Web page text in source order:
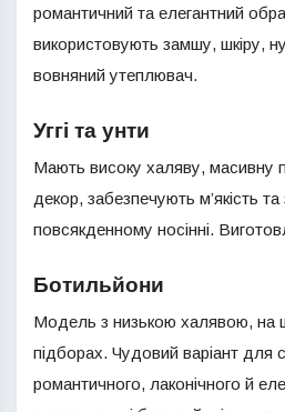
романтичний та елегантний
використовують замшу, шкіру,
вовняний утеплювач.
Уггі та унти
Мають високу халяву, масивну
декор, забезпечують м’якість та
повсякденному носінні.
Ботильйони
Модель з низькою халявою, на
підборах. Чудовий варіант для
романтичного, лаконічного й